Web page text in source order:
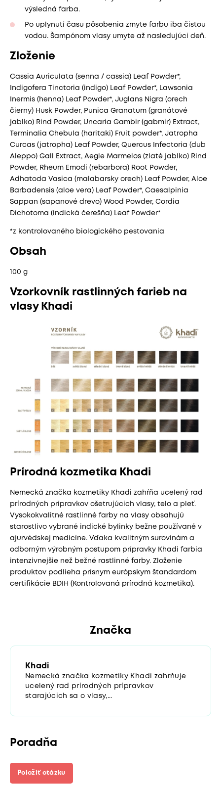
výsledná farba.
Po uplynutí času pôsobenia zmyte farbu iba čistou
vodou. Šampónom vlasy umyte až nasledujúci deň.
Zloženie
Cassia Auriculata (senna / cassia) Leaf Powder*,
Indigofera Tinctoria (indigo) Leaf Powder*, Lawsonia
Inermis (henna) Leaf Powder*, Juglans Nigra (orech
čierny) Husk Powder, Punica Granatum (granátové
jablko) Rind Powder, Uncaria Gambir (gabmir) Extract,
Terminalia Chebula (haritaki) Fruit powder*, Jatropha
Curcas (jatropha) Leaf Powder, Quercus Infectoria (dub
Aleppo) Gall Extract, Aegle Marmelos (zlaté jablko) Rind
Powder, Rheum Emodi (rebarbora) Root Powder,
Adhatoda Vasica (malabarsky orech) Leaf Powder, Aloe
Barbadensis (aloe vera) Leaf Powder*, Caesalpinia
Sappan (sapanové drevo) Wood Powder, Cordia
Dichotoma (indická čerešňa) Leaf Powder*
*z kontrolovaného biologického pestovania
Obsah
100 g
Vzorkovník rastlinných farieb na
vlasy Khadi
Prírodná kozmetika Khadi
Nemecká značka kozmetiky Khadi zahŕňa ucelený rad
prírodných prípravkov ošetrujúcich vlasy, telo a pleť.
Vysokokvalitné rastlinné farby na vlasy obsahujú
starostlivo vybrané indické bylinky bežne používané v
ajurvédskej medicíne. Vďaka kvalitným surovinám a
odborným výrobným postupom prípravky Khadi farbia
intenzívnejšie než bežné rastlinné farby. Zloženie
produktov podlieha prísnym európskym štandardom
certifikácie BDIH (Kontrolovaná prírodná kozmetika).
Značka
Khadi
Nemecká značka kozmetiky Khadi zahrňuje
ucelený rad prírodných prípravkov
starajúcich sa o vlasy,...
Poradňa
Položiť otázku